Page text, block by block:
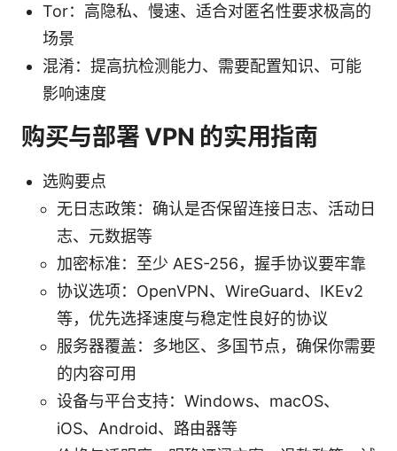
Tor：高隐私、慢速、适合对匿名性要求极高的
场景
混淆：提高抗检测能力、需要配置知识、可能
影响速度
购买与部署 VPN 的实用指南
选购要点
无日志政策：确认是否保留连接日志、活动日
志、元数据等
加密标准：至少 AES-256，握手协议要牢靠
协议选项：OpenVPN、WireGuard、IKEv2
等，优先选择速度与稳定性良好的协议
服务器覆盖：多地区、多国节点，确保你需要
的内容可用
设备与平台支持：Windows、macOS、
iOS、Android、路由器等